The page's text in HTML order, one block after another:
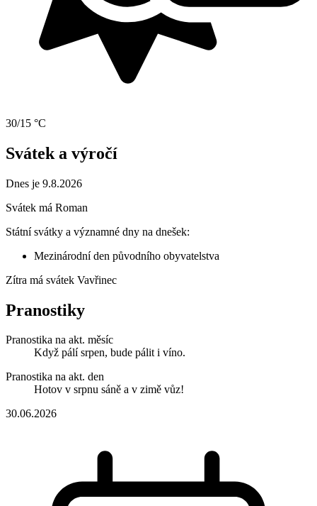
30/15 °C
Svátek a výročí
Dnes je 9.8.2026
Svátek má Roman
Státní svátky a významné dny na dnešek:
Mezinárodní den původního obyvatelstva
Zítra má svátek Vavřinec
Pranostiky
Pranostika na akt. měsíc
Když pálí srpen, bude pálit i víno.
Pranostika na akt. den
Hotov v srpnu sáně a v zimě vůz!
30.06.2026